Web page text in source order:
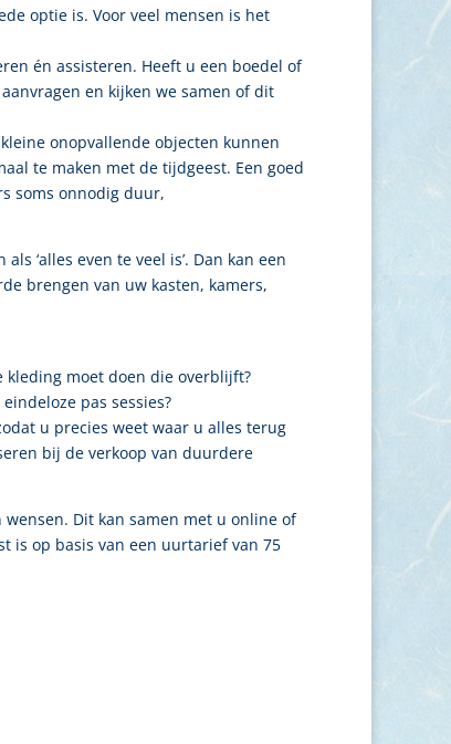
optie is. Voor veel mensen is het
én assisteren. Heeft u een boedel of
en kijken we samen of dit
onopvallende objecten kunnen
te maken met de tijdgeest. Een goed
soms onnodig duur,
‘alles even te veel is’. Dan kan een
brengen van uw kasten, kamers,
moet doen die overblijft?
pas sessies?
u precies weet waar u alles terug
bij de verkoop van duurdere
Dit kan samen met u online of
is op basis van een uurtarief van 75